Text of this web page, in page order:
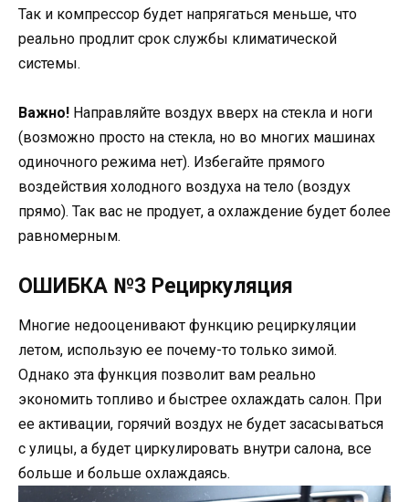
Так и компрессор будет напрягаться меньше, что
реально продлит срок службы климатической
системы.
Важно! Направляйте воздух вверх на стекла и ноги
(возможно просто на стекла, но во многих машинах
одиночного режима нет). Избегайте прямого
воздействия холодного воздуха на тело (воздух
прямо). Так вас не продует, а охлаждение будет более
равномерным.
ОШИБКА №3 Рециркуляция
Многие недооценивают функцию рециркуляции
летом, использую ее почему-то только зимой.
Однако эта функция позволит вам реально
экономить топливо и быстрее охлаждать салон. При
ее активации, горячий воздух не будет засасываться
с улицы, а будет циркулировать внутри салона, все
больше и больше охлаждаясь.